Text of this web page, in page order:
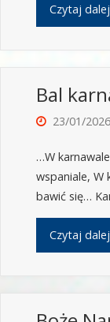
Czytaj
Bal
23/01/2026
…W
wspaniale, W
bawić się…
Czytaj